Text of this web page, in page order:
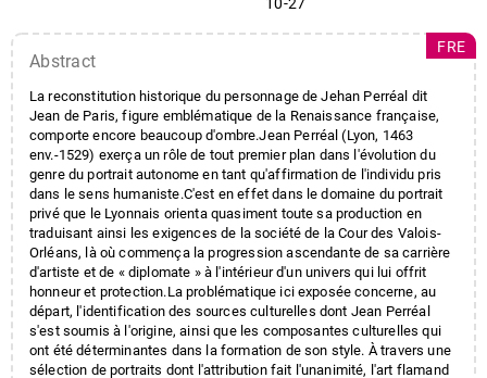
Abstract
La reconstitution historique du personnage de Jehan Perréal dit
Jean de Paris, figure emblématique de la Renaissance française,
comporte encore beaucoup d'ombre.Jean Perréal (Lyon, 1463
env.-1529) exerça un rôle de tout premier plan dans l'évolution du
genre du portrait autonome en tant qu'affirmation de l'individu pris
dans le sens humaniste.C'est en effet dans le domaine du portrait
privé que le Lyonnais orienta quasiment toute sa production en
traduisant ainsi les exigences de la société de la Cour des Valois-
Orléans, là où commença la progression ascendante de sa carrière
d'artiste et de « diplomate » à l'intérieur d'un univers qui lui offrit
honneur et protection.La problématique ici exposée concerne, au
départ, l'identification des sources culturelles dont Jean Perréal
s'est soumis à l'origine, ainsi que les composantes culturelles qui
ont été déterminantes dans la formation de son style. À travers une
sélection de portraits dont l'attribution fait l'unanimité, l'art flamand
FRE